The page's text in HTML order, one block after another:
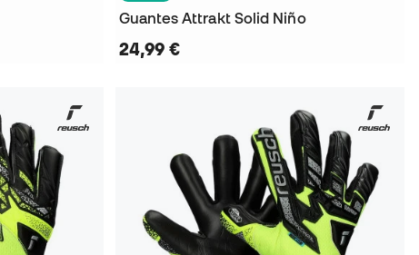
Guantes Attrakt Solid Niño
24,99 €